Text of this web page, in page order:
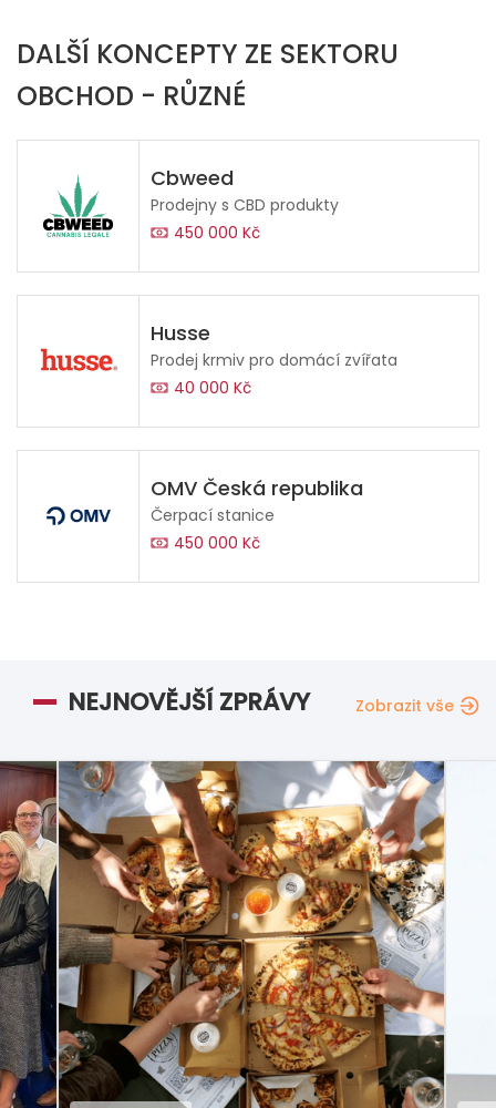
DALŠÍ KONCEPTY ZE SEKTORU
OBCHOD - RŮZNÉ
Cbweed
Prodejny s CBD produkty
450 000 Kč
Husse
Prodej krmiv pro domácí zvířata
40 000 Kč
OMV Česká republika
Čerpací stanice
450 000 Kč
NEJNOVĚJŠÍ ZPRÁVY Zobrazit vše